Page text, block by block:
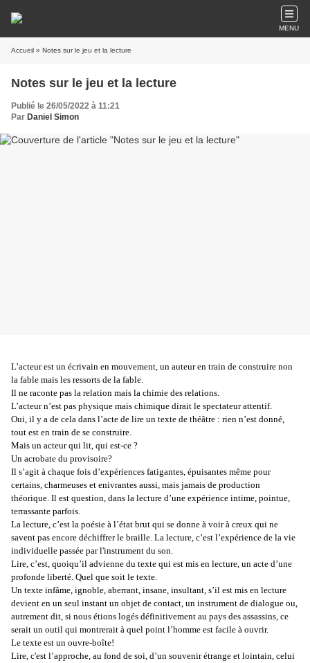
MENU
Accueil » Notes sur le jeu et la lecture
Notes sur le jeu et la lecture
Publié le 26/05/2022 à 11:21
Par Daniel Simon
L’acteur est un écrivain en mouvement, un auteur en train de construire non
la fable mais les ressorts de la fable.
Il ne raconte pas la relation mais la chimie des relations.
L’acteur n’est pas physique mais chimique dirait le spectateur attentif.
Oui, il y a de cela dans l’acte de lire un texte de théâtre : rien n’est donné,
tout est en train de se construire.
Mais un acteur qui lit, qui est-ce ?
Un acrobate du provisoire?
Il s’agit à chaque fois d’expériences fatigantes, épuisantes même pour
certains, charmeuses et enivrantes aussi, mais jamais de production
théorique. Il est question, dans la lecture d’une expérience intime, pointue,
terrassante parfois.
La lecture, c’est la poésie à l’état brut qui se donne à voir à creux qui ne
savent pas encore déchiffrer le braille. La lecture, c’est l’expérience de la vie
individuelle passée par l'instrument du son.
Lire, c’est, quoiqu’il advienne du texte qui est mis en lecture, un acte d’une
profonde liberté. Quel que soit le texte.
Un texte infâme, ignoble, aberrant, insane, insultant, s’il est mis en lecture
devient en un seul instant un objet de contact, un instrument de dialogue ou,
autrement dit, si nous étions logés définitivement au pays des assassins, ce
serait un outil qui montrerait à quel point l’homme est facile à ouvrir.
Le texte est un ouvre-boîte!
Lire, c'est l’approche, au fond de soi, d’un souvenir étrange et lointain, celui